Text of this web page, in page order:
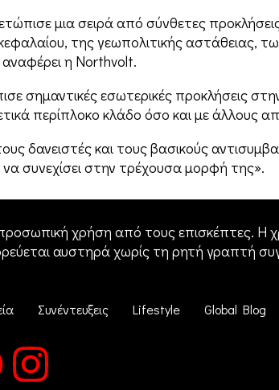
μια σειρά από σύνθετες
της γεωπολιτικής αστάθειας,
η Northvolt.
σημαντικές εσωτερικές προκλήσεις
περίπλοκο κλάδο όσο και με άλλους
δανειστές και τους βασικούς
να συνεχίσει στην τρέχουσα μορφή της».
χρήση από τους επισκέπτες. Η
αυστηρά χωρίς τη ρητή γραπτή
Συνέντευξεις Lifestyle Global Blog